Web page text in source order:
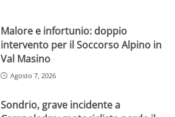
Malore e infortunio: doppio
intervento per il Soccorso Alpino in
Val Masino
Agosto 7, 2026
Sondrio, grave incidente a